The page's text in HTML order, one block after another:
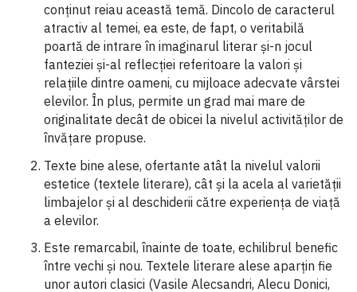
conținut reiau această temă. Dincolo de caracterul
atractiv al temei, ea este, de fapt, o veritabilă
poartă de intrare în imaginarul literar și-n jocul
fanteziei și-al reflecției referitoare la valori și
relațiile dintre oameni, cu mijloace adecvate vârstei
elevilor. În plus, permite un grad mai mare de
originalitate decât de obicei la nivelul activităților de
învățare propuse.
Texte bine alese, ofertante atât la nivelul valorii
estetice (textele literare), cât și la acela al varietății
limbajelor și al deschiderii către experiența de viață
a elevilor.
Este remarcabil, înainte de toate, echilibrul benefic
între vechi și nou. Textele literare alese aparțin fie
unor autori clasici (Vasile Alecsandri, Alecu Donici,